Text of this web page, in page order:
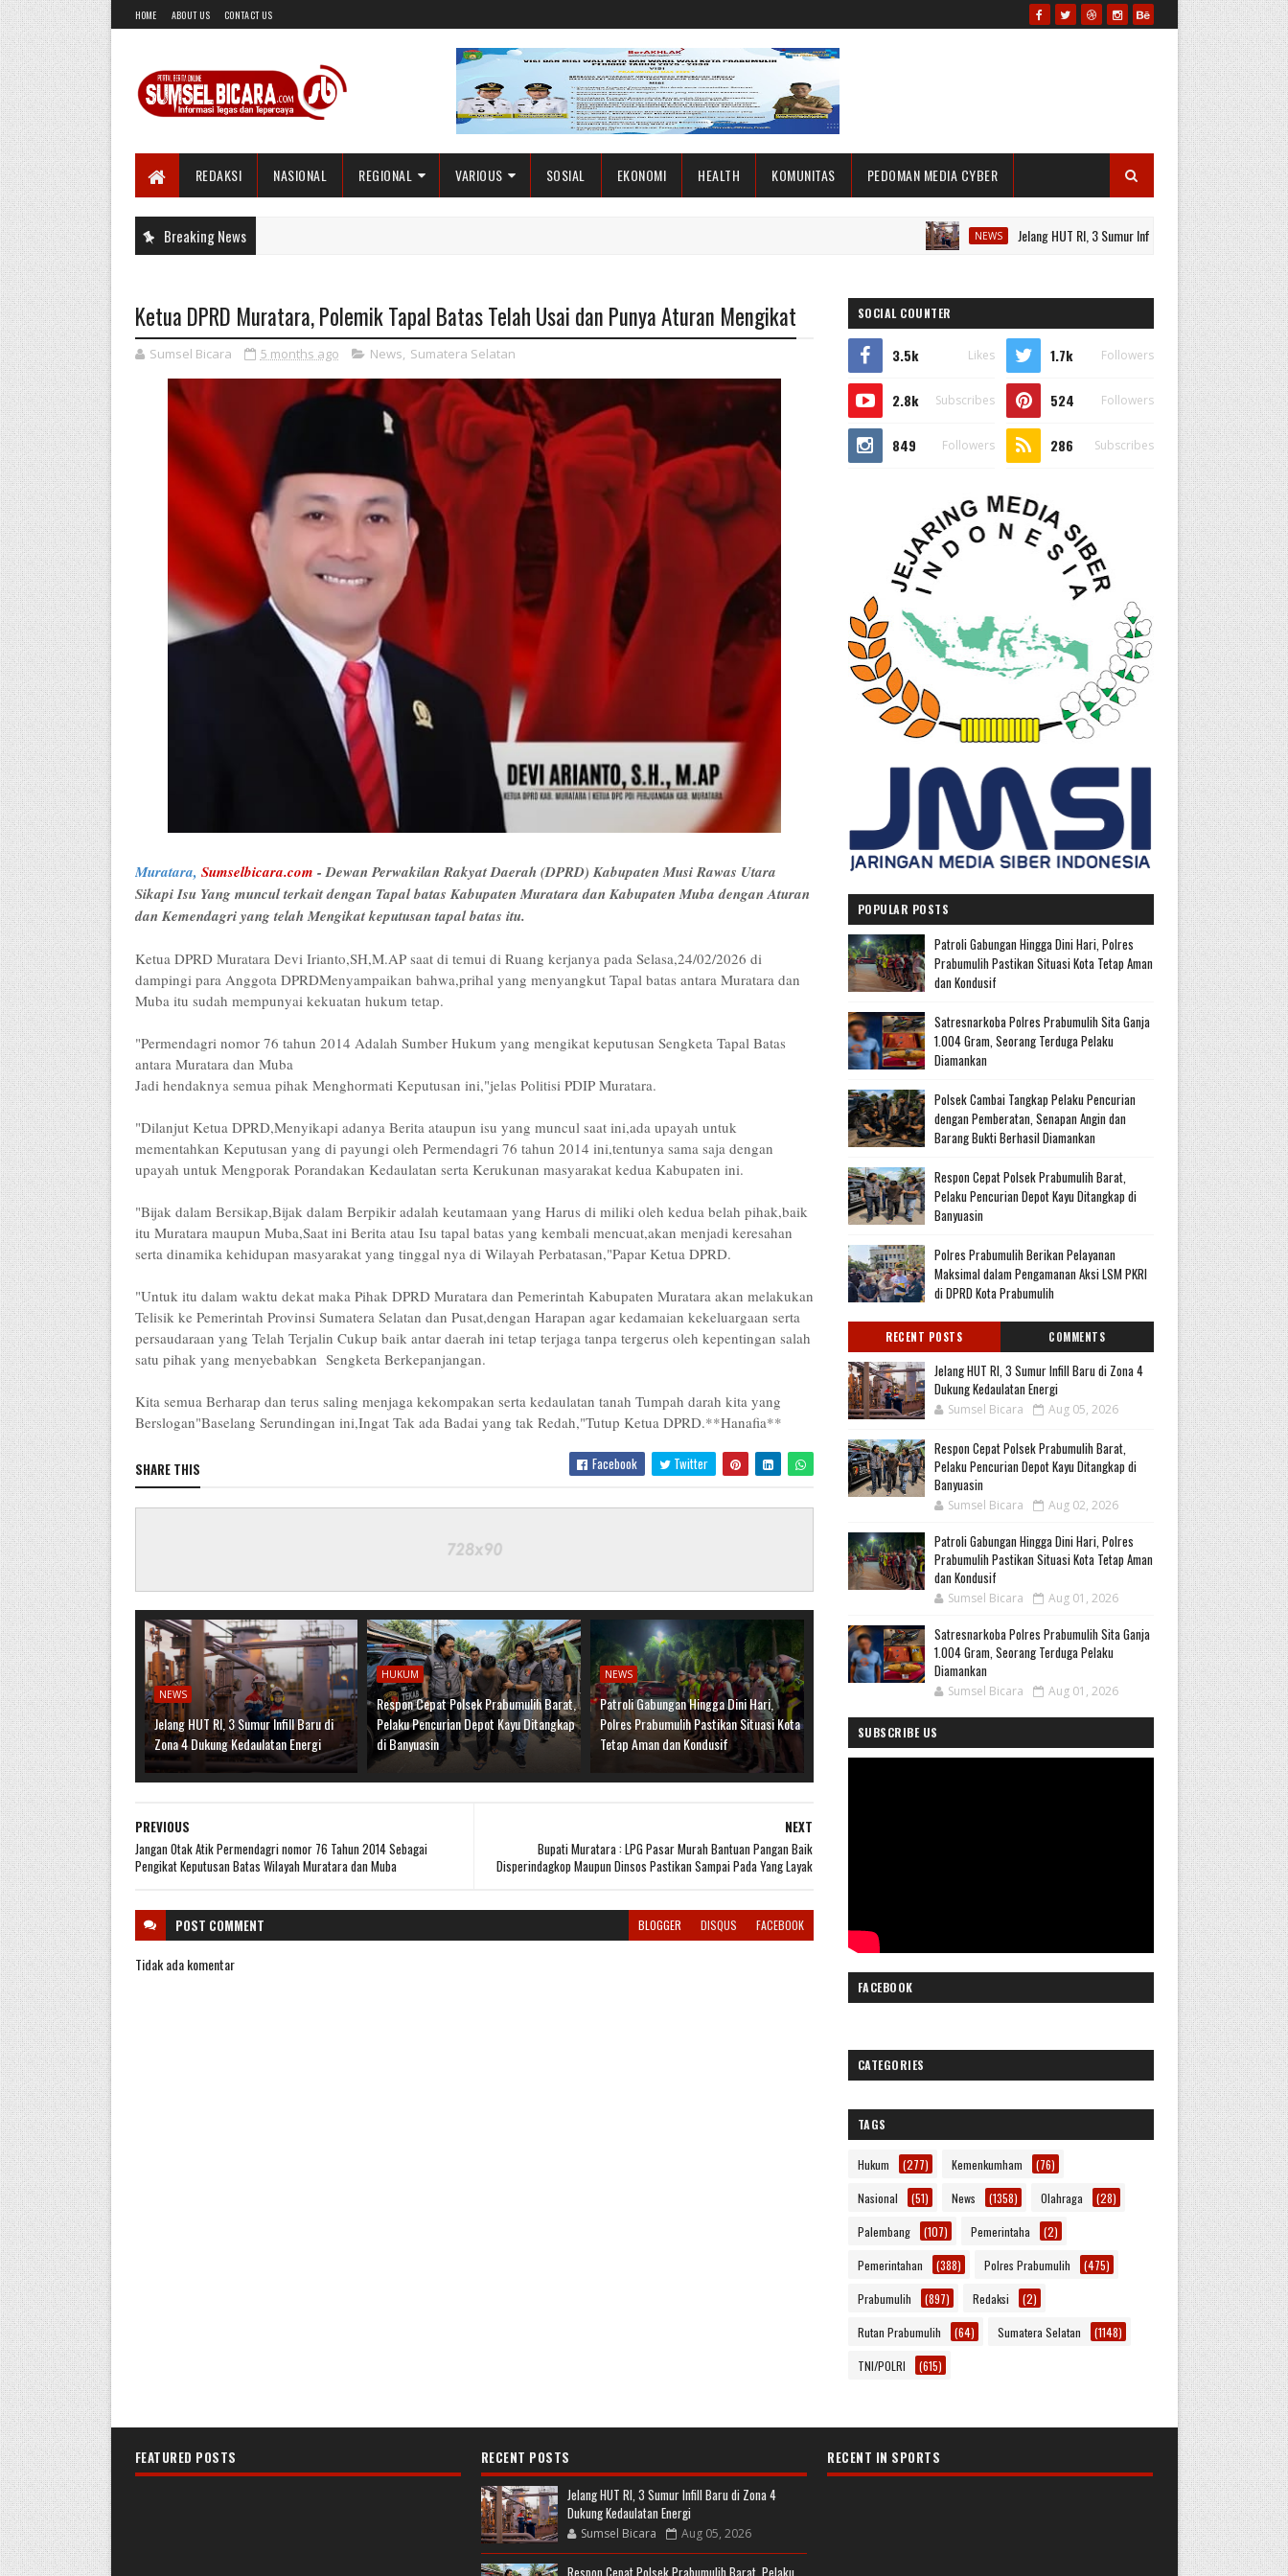
HOME ABOUT US CONTACT US
REDAKSI NASIONAL REGIONAL VARIOUS SOSIAL EKONOMI HEALTH KOMUNITAS PEDOMAN MEDIA CYBER
Breaking News NEWS Jelang HUT RI, 3 Sumur Infill Baru di Zona 4 Dukung
Ketua DPRD Muratara, Polemik Tapal Batas Telah Usai dan Punya Aturan Mengikat
Sumsel Bicara 5 months ago News, Sumatera Selatan
Muratara, Sumselbicara.com - Dewan Perwakilan Rakyat Daerah (DPRD) Kabupaten Musi Rawas Utara
Sikapi Isu Yang muncul terkait dengan Tapal batas Kabupaten Muratara dan Kabupaten Muba dengan Aturan
dan Kemendagri yang telah Mengikat keputusan tapal batas itu.
Ketua DPRD Muratara Devi Irianto,SH,M.AP saat di temui di Ruang kerjanya pada Selasa,24/02/2026 di
dampingi para Anggota DPRDMenyampaikan bahwa,prihal yang menyangkut Tapal batas antara Muratara dan
Muba itu sudah mempunyai kekuatan hukum tetap.
"Permendagri nomor 76 tahun 2014 Adalah Sumber Hukum yang mengikat keputusan Sengketa Tapal Batas
antara Muratara dan Muba
Jadi hendaknya semua pihak Menghormati Keputusan ini,"jelas Politisi PDIP Muratara.
"Dilanjut Ketua DPRD,Menyikapi adanya Berita ataupun isu yang muncul saat ini,ada upayah untuk
mementahkan Keputusan yang di payungi oleh Permendagri 76 tahun 2014 ini,tentunya sama saja dengan
upayah untuk Mengporak Porandakan Kedaulatan serta Kerukunan masyarakat kedua Kabupaten ini.
"Bijak dalam Bersikap,Bijak dalam Berpikir adalah keutamaan yang Harus di miliki oleh kedua belah pihak,baik
itu Muratara maupun Muba,Saat ini Berita atau Isu tapal batas yang kembali mencuat,akan menjadi keresahan
serta dinamika kehidupan masyarakat yang tinggal nya di Wilayah Perbatasan,"Papar Ketua DPRD.
"Untuk itu dalam waktu dekat maka Pihak DPRD Muratara dan Pemerintah Kabupaten Muratara akan melakukan
Telisik ke Pemerintah Provinsi Sumatera Selatan dan Pusat,dengan Harapan agar kedamaian kekeluargaan serta
persaudaraan yang Telah Terjalin Cukup baik antar daerah ini tetap terjaga tanpa tergerus oleh kepentingan salah
satu pihak yang menyebabkan Sengketa Berkepanjangan.
Kita semua Berharap dan terus saling menjaga kekompakan serta kedaulatan tanah Tumpah darah kita yang
Berslogan"Baselang Serundingan ini,Ingat Tak ada Badai yang tak Redah,"Tutup Ketua DPRD.**Hanafia**
SHARE THIS Facebook Twitter
NEWS
Jelang HUT RI, 3 Sumur Infill Baru di
Zona 4 Dukung Kedaulatan Energi
HUKUM
Respon Cepat Polsek Prabumulih Barat,
Pelaku Pencurian Depot Kayu Ditangkap
di Banyuasin
NEWS
Patroli Gabungan Hingga Dini Hari,
Polres Prabumulih Pastikan Situasi Kota
Tetap Aman dan Kondusif
NEXT
Bupati Muratara : LPG Pasar Murah Bantuan Pangan Baik
Disperindagkop Maupun Dinsos Pastikan Sampai Pada Yang Layak
PREVIOUS
Jangan Otak Atik Permendagri nomor 76 Tahun 2014 Sebagai
Pengikat Keputusan Batas Wilayah Muratara dan Muba
POST COMMENT BLOGGER DISQUS FACEBOOK
Tidak ada komentar
SOCIAL COUNTER
3.5k Likes 1.7k Followers
2.8k Subscribes 524 Followers
849 Followers 286 Subscribes
POPULAR POSTS
Patroli Gabungan Hingga Dini Hari, Polres
Prabumulih Pastikan Situasi Kota Tetap Aman
dan Kondusif
Satresnarkoba Polres Prabumulih Sita Ganja
1.004 Gram, Seorang Terduga Pelaku
Diamankan
Polsek Cambai Tangkap Pelaku Pencurian
dengan Pemberatan, Senapan Angin dan
Barang Bukti Berhasil Diamankan
Respon Cepat Polsek Prabumulih Barat,
Pelaku Pencurian Depot Kayu Ditangkap di
Banyuasin
Polres Prabumulih Berikan Pelayanan
Maksimal dalam Pengamanan Aksi LSM PKRI
di DPRD Kota Prabumulih
RECENT POSTS COMMENTS
Jelang HUT RI, 3 Sumur Infill Baru di Zona 4
Dukung Kedaulatan Energi
Sumsel Bicara Aug 05, 2026
Respon Cepat Polsek Prabumulih Barat,
Pelaku Pencurian Depot Kayu Ditangkap di
Banyuasin
Sumsel Bicara Aug 02, 2026
Patroli Gabungan Hingga Dini Hari, Polres
Prabumulih Pastikan Situasi Kota Tetap Aman
dan Kondusif
Sumsel Bicara Aug 01, 2026
Satresnarkoba Polres Prabumulih Sita Ganja
1.004 Gram, Seorang Terduga Pelaku
Diamankan
Sumsel Bicara Aug 01, 2026
SUBSCRIBE US
FACEBOOK
CATEGORIES
TAGS
Hukum (277) Kemenkumham (76)
Nasional (51) News (1358) Olahraga (28)
Palembang (107) Pemerintaha (2)
Pemerintahan (388) Polres Prabumulih (475)
Prabumulih (897) Redaksi (2)
Rutan Prabumulih (64) Sumatera Selatan (1148)
TNI/POLRI (615)
FEATURED POSTS
RECENT POSTS
Jelang HUT RI, 3 Sumur Infill Baru di Zona 4
Dukung Kedaulatan Energi
Sumsel Bicara Aug 05, 2026
RECENT IN SPORTS